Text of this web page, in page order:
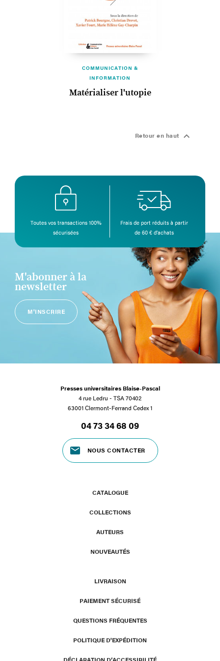
COMMUNICATION &
INFORMATION
Matérialiser l'utopie
Retour en haut 
Toutes vos transactions 100%
sécurisées
Frais de port réduits à partir
de 60 € d’achats
M'abonner à la
newsletter
M'INSCRIRE
Presses universitaires Blaise-Pascal
4 rue Ledru - TSA 70402
63001 Clermont-Ferrand Cedex 1
04 73 34 68 09
NOUS CONTACTER
CATALOGUE
COLLECTIONS
AUTEURS
NOUVEAUTÉS
LIVRAISON
PAIEMENT SÉCURISÉ
QUESTIONS FRÉQUENTES
POLITIQUE D'EXPÉDITION